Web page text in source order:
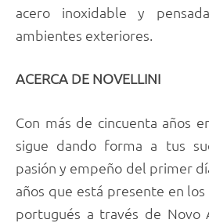
acero inoxidable y
ambientes exteriores.
ACERCA DE NOVELLINI
Con más de cincuenta años
sigue dando forma a tus
pasión y empeño del primer
años que está presente en
portugués a través de Novo